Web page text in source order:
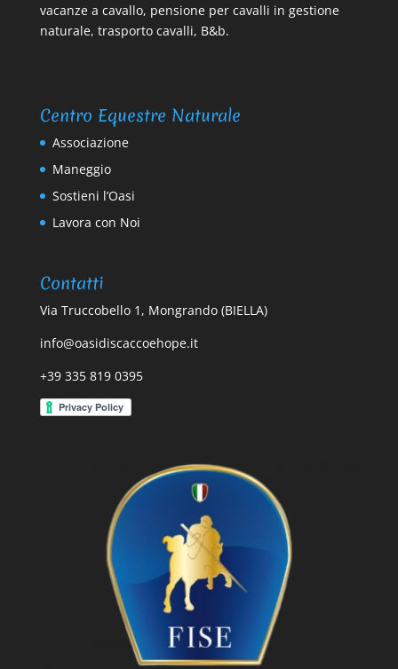
vacanze a cavallo, pensione per cavalli in gestione
naturale, trasporto cavalli, B&b.
Centro Equestre Naturale
Associazione
Maneggio
Sostieni l’Oasi
Lavora con Noi
Contatti
Via Truccobello 1, Mongrando (BIELLA)
info@oasidiscaccoehope.it
+39 335 819 0395